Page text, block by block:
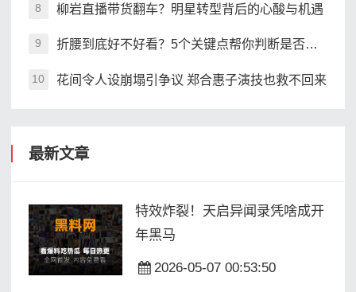
8 柳岩直播带货翻车？明星转型背后的心酸与机遇
9 折腰到底好不好看？5个关键点帮你判断是否值得追
10 花间令人设崩塌引争议 郑合惠子演技也救不回来
最新文章
特效炸裂！天启异闻录凭啥成开
年黑马
2026-05-07 00:53:50